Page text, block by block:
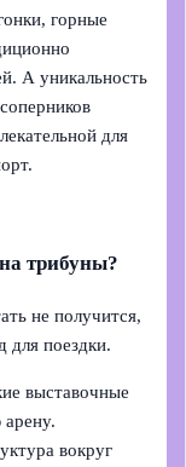
горные
А уникальность
для
трибуны?
не получится,
поездки.
выставочные
вокруг